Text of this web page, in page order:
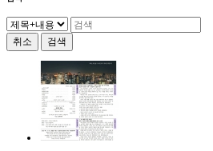
취소 검색